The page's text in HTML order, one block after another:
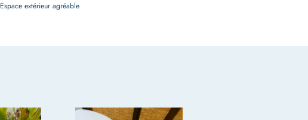
Espace extérieur agréable